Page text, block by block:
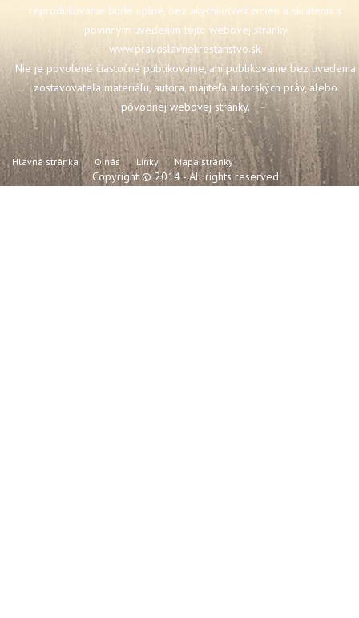
reprodukovanie bude úplné, bez akýchkoľvek zmien a skrátenia s
povinným uvedením tejto webovej stránky
www.pravoslavnekrestanstvo.sk.
Nie je povolené čiastočné publikovanie, ani publikovanie bez uvedenia
zostavovateľa materiálu, autora, majiteľa autorských práv, alebo
pôvodnej webovej stránky.
Hlavná stránka O nás Linky Mapa stránky
Copyright © 2014 - All rights reserved